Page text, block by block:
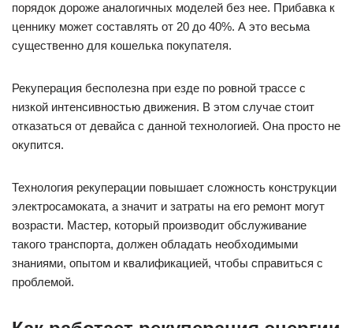
порядок дороже аналогичных моделей без нее. Прибавка к
ценнику может составлять от 20 до 40%. А это весьма
существенно для кошелька покупателя.
Рекуперация бесполезна при езде по ровной трассе с
низкой интенсивностью движения. В этом случае стоит
отказаться от девайса с данной технологией. Она просто не
окупится.
Технология рекуперации повышает сложность конструкции
электросамоката, а значит и затраты на его ремонт могут
возрасти. Мастер, который производит обслуживание
такого транспорта, должен обладать необходимыми
знаниями, опытом и квалификацией, чтобы справиться с
проблемой.